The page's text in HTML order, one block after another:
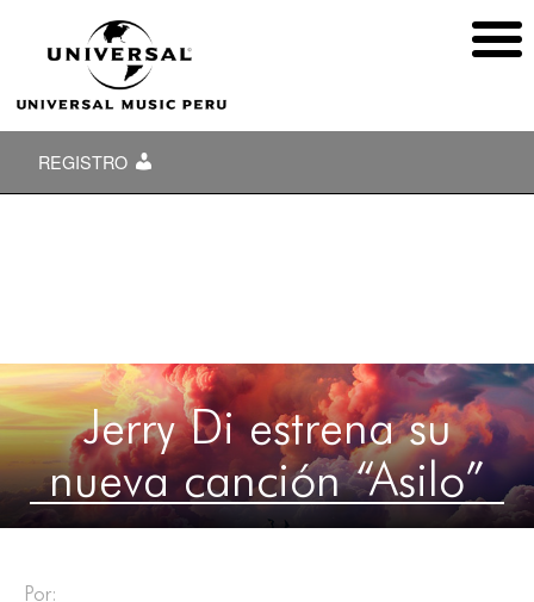
REGISTRO
Jerry Di estrena su
nueva canción “Asilo”
Por: